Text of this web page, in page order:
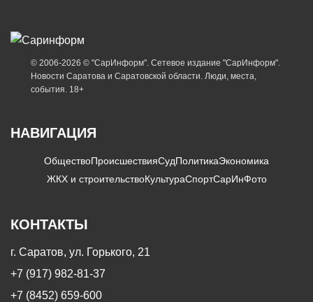
© 2006-2026 © "СарИнформ". Сетевое издание "СарИнформ".
Новости Саратова и Саратовской области. Люди, места,
события. 18+
НАВИГАЦИЯ
ОбществоПроисшествияСудПолитикаЭкономика
ЖКХ и строительствоКультураСпортСарИнФото
КОНТАКТЫ
г. Саратов, ул. Горького, 21
+7 (917) 982-81-37
+7 (8452) 659-600